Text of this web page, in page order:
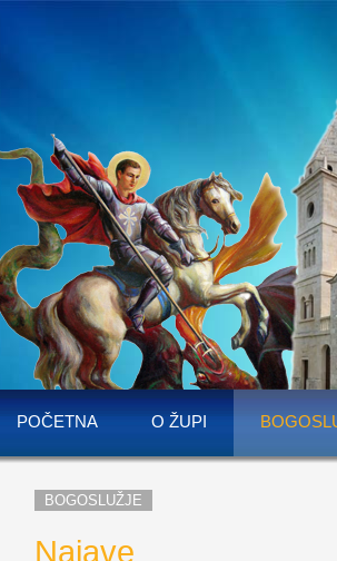
POČETNA O ŽUPI
BOGOSLUŽJE
Najave